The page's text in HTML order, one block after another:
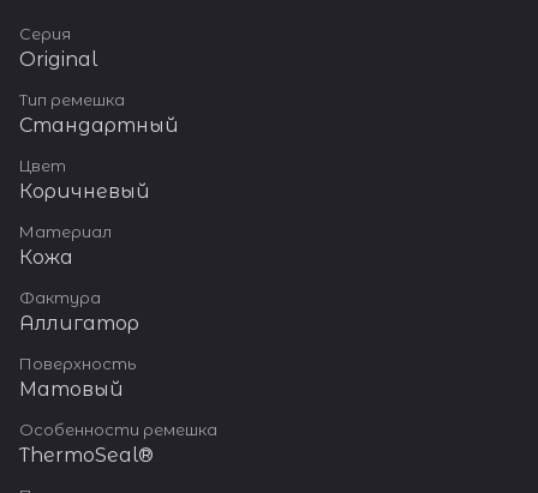
Серия
Original
Тип ремешка
Стандартный
Цвет
Коричневый
Материал
Кожа
Фактура
Аллигатор
Поверхность
Матовый
Особенности ремешка
ThermoSeal®